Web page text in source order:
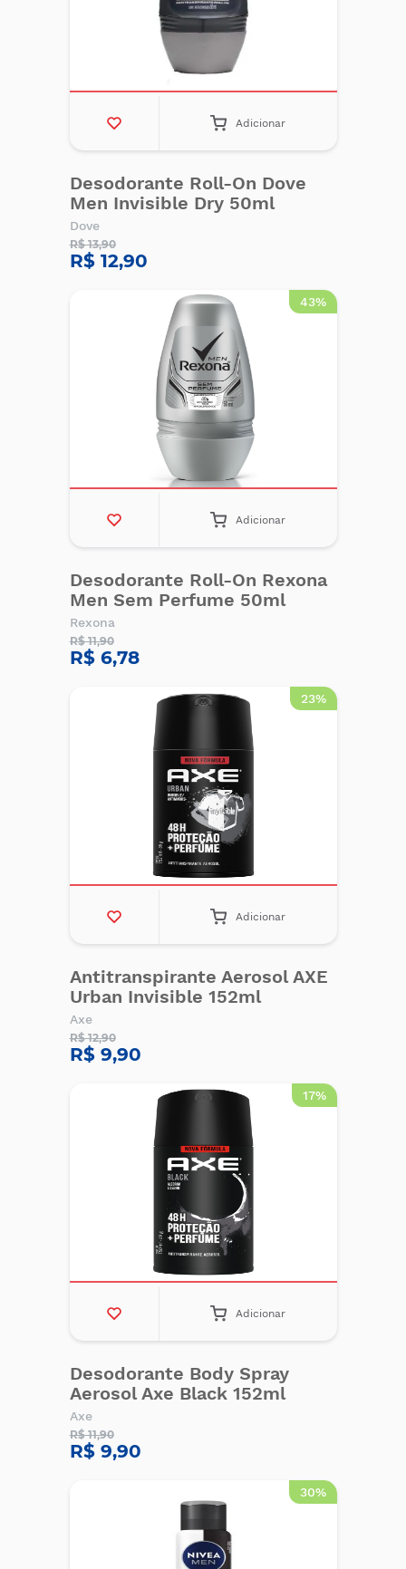
Adicionar
Desodorante Roll-On Dove
Men Invisible Dry 50ml
Dove
R$ 13,90
R$ 12,90
43%
Adicionar
Desodorante Roll-On Rexona
Men Sem Perfume 50ml
Rexona
R$ 11,90
R$ 6,78
23%
Adicionar
Antitranspirante Aerosol AXE
Urban Invisible 152ml
Axe
R$ 12,90
R$ 9,90
17%
Adicionar
Desodorante Body Spray
Aerosol Axe Black 152ml
Axe
R$ 11,90
R$ 9,90
30%